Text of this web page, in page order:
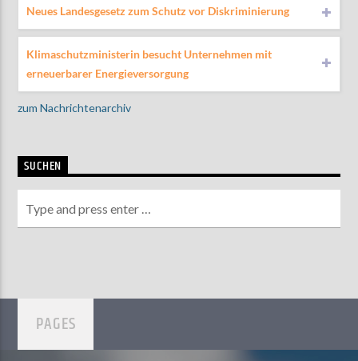
Neues Landesgesetz zum Schutz vor Diskriminierung
Klimaschutzministerin besucht Unternehmen mit
erneuerbarer Energieversorgung
zum Nachrichtenarchiv
SUCHEN
PAGES